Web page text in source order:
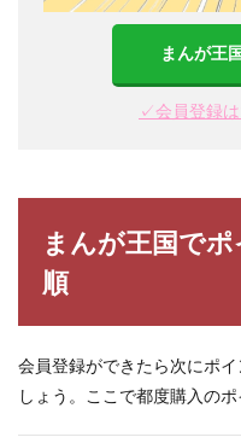
まんが王
✓会員登録
まんが王国で
順
会員登録ができたら次にポ
しょう。ここで都度購入の